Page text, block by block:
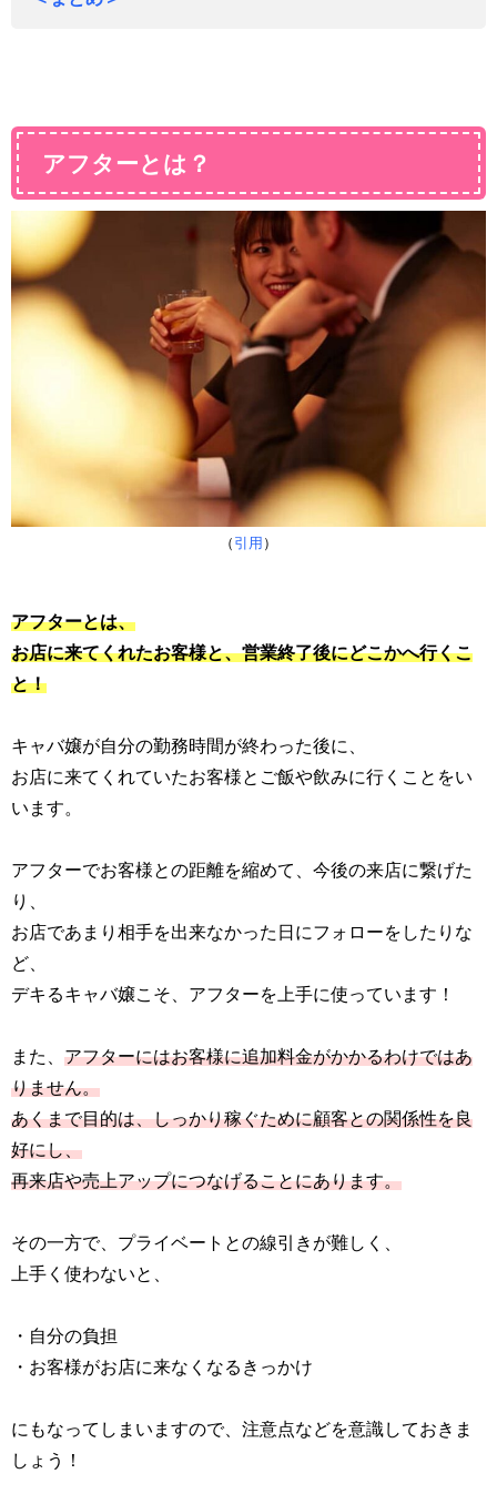
アフターとは？
（ 引用 ）
アフターとは、
お店に来てくれたお客様と、営業終了後にどこかへ行くこ
と！
キャバ嬢が自分の勤務時間が終わった後に、
お店に来てくれていたお客様とご飯や飲みに行くことをい
います。
アフターでお客様との距離を縮めて、今後の来店に繋げた
り、
お店であまり相手を出来なかった日にフォローをしたりな
ど、
デキるキャバ嬢こそ、アフターを上手に使っています！
また、 アフターにはお客様に追加料金がかかるわけではあ
りません。
あくまで目的は、しっかり稼ぐために顧客との関係性を良
好にし、
再来店や売上アップにつなげることにあります。
その一方で、プライベートとの線引きが難しく、
上手く使わないと、
・自分の負担
・お客様がお店に来なくなるきっかけ
にもなってしまいますので、注意点などを意識しておきま
しょう！